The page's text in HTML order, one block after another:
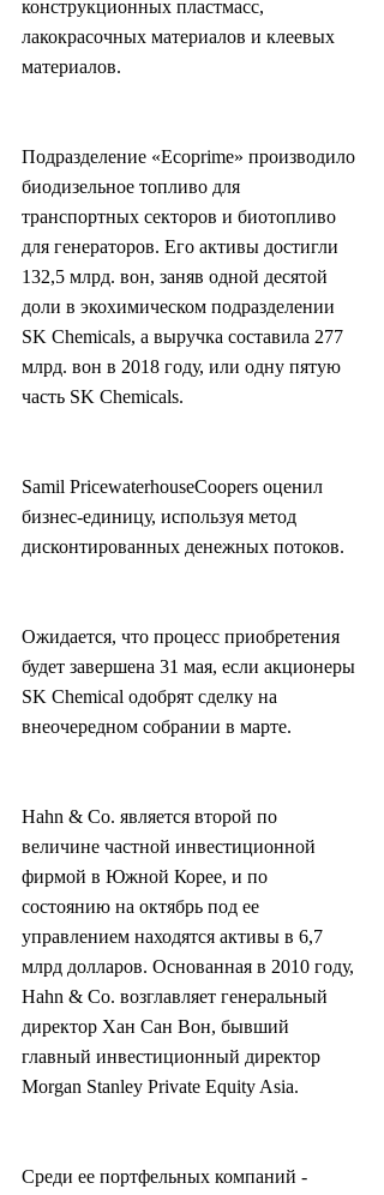
конструкционных пластмасс,
лакокрасочных материалов и клеевых
материалов.
Подразделение «Ecoprime» производило
биодизельное топливо для
транспортных секторов и биотопливо
для генераторов. Его активы достигли
132,5 млрд. вон, заняв одной десятой
доли в экохимическом подразделении
SK Chemicals, а выручка составила 277
млрд. вон в 2018 году, или одну пятую
часть SK Chemicals.
Samil PricewaterhouseCoopers оценил
бизнес-единицу, используя метод
дисконтированных денежных потоков.
Ожидается, что процесс приобретения
будет завершена 31 мая, если акционеры
SK Chemical одобрят сделку на
внеочередном собрании в марте.
Hahn & Co. является второй по
величине частной инвестиционной
фирмой в Южной Корее, и по
состоянию на октябрь под ее
управлением находятся активы в 6,7
млрд долларов. Основанная в 2010 году,
Hahn & Co. возглавляет генеральный
директор Хан Сан Вон, бывший
главный инвестиционный директор
Morgan Stanley Private Equity Asia.
Среди ее портфельных компаний -